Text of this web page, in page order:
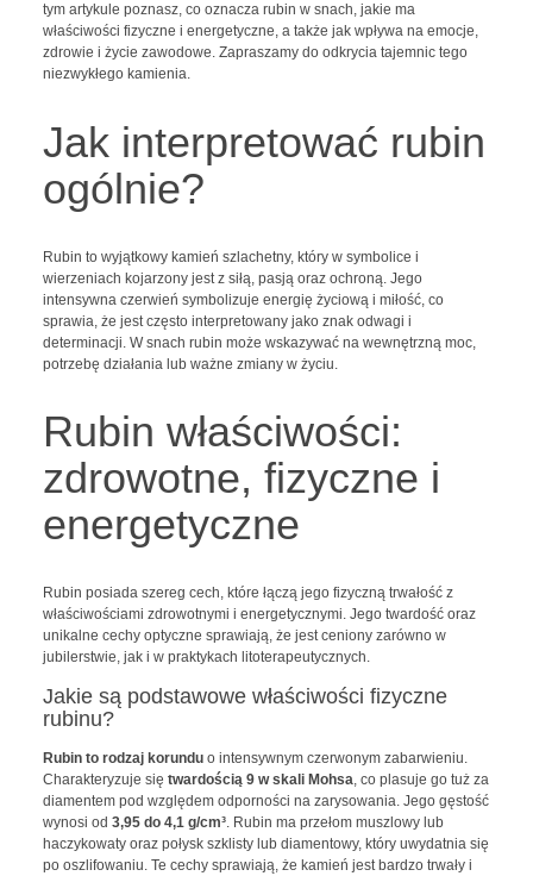
tym artykule poznasz, co oznacza rubin w snach, jakie ma
właściwości fizyczne i energetyczne, a także jak wpływa na emocje,
zdrowie i życie zawodowe. Zapraszamy do odkrycia tajemnic tego
niezwykłego kamienia.
Jak interpretować rubin
ogólnie?
Rubin to wyjątkowy kamień szlachetny, który w symbolice i
wierzeniach kojarzony jest z siłą, pasją oraz ochroną. Jego
intensywna czerwień symbolizuje energię życiową i miłość, co
sprawia, że jest często interpretowany jako znak odwagi i
determinacji. W snach rubin może wskazywać na wewnętrzną moc,
potrzebę działania lub ważne zmiany w życiu.
Rubin właściwości:
zdrowotne, fizyczne i
energetyczne
Rubin posiada szereg cech, które łączą jego fizyczną trwałość z
właściwościami zdrowotnymi i energetycznymi. Jego twardość oraz
unikalne cechy optyczne sprawiają, że jest ceniony zarówno w
jubilerstwie, jak i w praktykach litoterapeutycznych.
Jakie są podstawowe właściwości fizyczne
rubinu?
Rubin to rodzaj korunduo intensywnym czerwonym zabarwieniu.
Charakteryzuje się twardością 9 w skali Mohsa, co plasuje go tuż za
diamentem pod względem odporności na zarysowania. Jego gęstość
wynosi od 3,95 do 4,1 g/cm³. Rubin ma przełom muszlowy lub
haczykowaty oraz połysk szklisty lub diamentowy, który uwydatnia się
po oszlifowaniu. Te cechy sprawiają, że kamień jest bardzo trwały i